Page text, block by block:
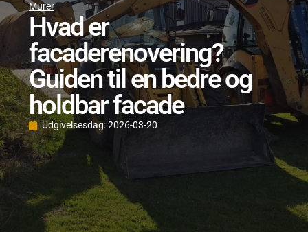
Murer
Hvad er
facaderenovering?
Guiden til en bedre og
holdbar facade
Udgivelsesdag:2026-03-20